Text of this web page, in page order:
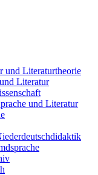
und Literaturtheorie
Literatur
und Literatur